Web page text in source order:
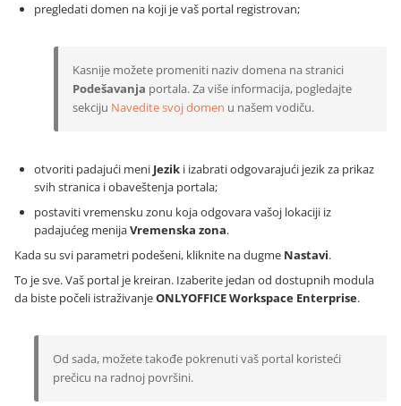
pregledati domen na koji je vaš portal registrovan;
Kasnije možete promeniti naziv domena na stranici
Podešavanja portala. Za više informacija, pogledajte
sekciju Navedite svoj domen u našem vodiču.
otvoriti padajući meni Jezik i izabrati odgovarajući jezik za prikaz
svih stranica i obaveštenja portala;
postaviti vremensku zonu koja odgovara vašoj lokaciji iz
padajućeg menijaVremenska zona.
Kada su svi parametri podešeni, kliknite na dugme Nastavi.
To je sve. Vaš portal je kreiran. Izaberite jedan od dostupnih modula
da biste počeli istraživanjeONLYOFFICE Workspace Enterprise.
Od sada, možete takođe pokrenuti vaš portal koristeći
prečicu na radnoj površini.